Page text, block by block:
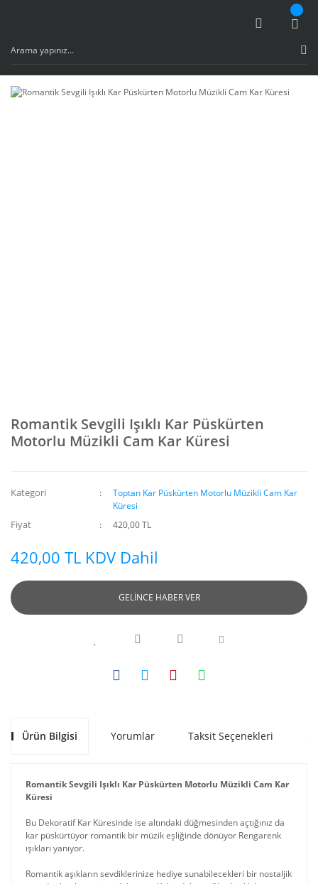
Romantik Sevgili Işıklı Kar Püskürten
Motorlu Müzikli Cam Kar Küresi
Kategori
Toptan Kar Püskürten Motorlu Müzikli Cam Kar
Küresi
Fiyat 420,00 TL
420,00 TL KDV Dahil
GELİNCE HABER VER
Ürün Bilgisi Yorumlar Taksit Seçenekleri
Romantik Sevgili Işıklı Kar Püskürten Motorlu Müzikli Cam Kar
Küresi
Bu Dekoratif Kar Küresinde ise altındaki düğmesinden açtığınız da
kar püskürtüyor romantik bir müzik eşliğinde dönüyor Rengarenk
ışıkları yanıyor.
Romantik aşıkların sevdiklerinize hediye sunabilecekleri bir nostaljik